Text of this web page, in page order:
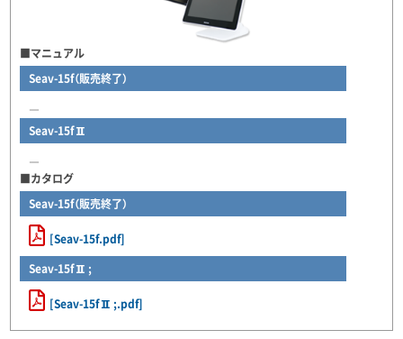
■マニュアル
Seav-15f（販売終了）
―
Seav-15fⅡ
―
■カタログ
Seav-15f（販売終了）
[Seav-15f.pdf]
Seav-15fⅡ;
[Seav-15fⅡ;.pdf]